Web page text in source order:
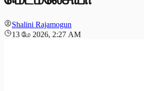
Shalini Rajamogun
13 மே 2026, 2:27 AM